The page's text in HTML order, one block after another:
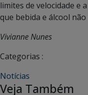
limites de velocidade e
que bebida e álcool
Vivianne Nunes
Categorias :
Notícias
Veja Também